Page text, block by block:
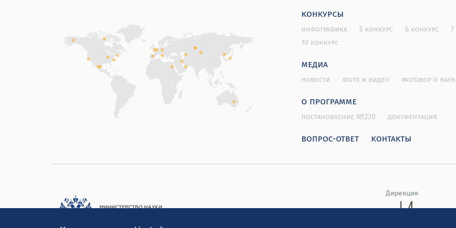
конкурсы
инфографика 5 конкурс 6 конкурс
10 конкурс
медиа
новости фото и видео разговор о
о программе
постановление №220 документация
вопрос-ответ контакты
Дирекция